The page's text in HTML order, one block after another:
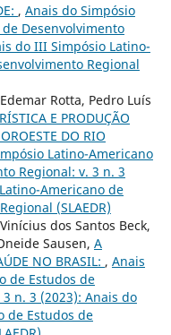
, Anais do Simpósio
Desenvolvimento
do III Simpósio Latino-
Regional
Rotta, Pedro Luís
E PRODUÇÃO
DO RIO
Latino-Americano
Regional: v. 3 n. 3
Americano de
(SLAEDR)
dos Santos Beck,
Sausen, A
NO BRASIL: , Anais
de Estudos de
n. 3 (2023): Anais do
de Estudos de